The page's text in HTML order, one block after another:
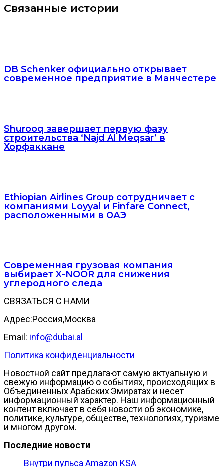
Связанные истории
DB Schenker официально открывает
современное предприятие в Манчестере
Shurooq завершает первую фазу
строительства ‘Najd Al Meqsar’ в
Хорфаккане
Ethiopian Airlines Group сотрудничает с
компаниями Loyyal и Finfare Connect,
расположенными в ОАЭ
Современная грузовая компания
выбирает X-NOOR для снижения
углеродного следа
СВЯЗАТЬСЯ С НАМИ
Адрес:Россия,Москва
Email: info@dubai.al
Политика конфиденциальности
Новостной сайт предлагают самую актуальную и
свежую информацию о событиях, происходящих в
Объединенных Арабских Эмиратах и несет
информационный характер. Наш информационный
контент включает в себя новости об экономике,
политике, культуре, обществе, технологиях, туризме
и многом другом.
Последние новости
Внутри пульса Amazon KSA